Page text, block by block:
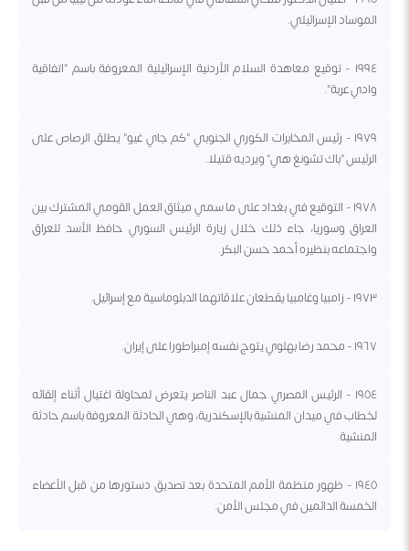
الموساد الإسرائيلي.
١٩٩٤ - توقيع معاهدة السلام الأردنية الإسرائيلية المعروفة باسم "اتفاقية
وادي عربة".
١٩٧٩ - رئيس المخابرات الكوري الجنوبي "كم جاي غيو" يطلق الرصاص على
الرئيس "باك تشونغ هي" ويرديه قتيلا.
١٩٧٨ - التوقيع في بغداد على ما سمي ميثاق العمل القومي المشترك بين
العراق وسوريا، جاء ذلك خلال زيارة الرئيس السوري حافظ الأسد للعراق
واجتماعه بنظيره أحمد حسن البكر.
١٩٧٣ - زامبيا وغامبيا يقطعان علاقاتهما الدبلوماسية مع إسرائيل.
١٩٦٧ - محمد رضا بهلوي يتوج نفسه إمبراطورا على إيران.
١٩٥٤ - الرئيس المصري جمال عبد الناصر يتعرض لمحاولة اغتيال أثناء إلقائه
لخطاب في ميدان المنشية بالإسكندرية، وهي الحادثة المعروفة باسم حادثة
المنشية.
١٩٤٥ - ظهور منظمة الأمم المتحدة بعد تصديق دستورها من قبل الأعضاء
الخمسة الدائمين في مجلس الأمن.